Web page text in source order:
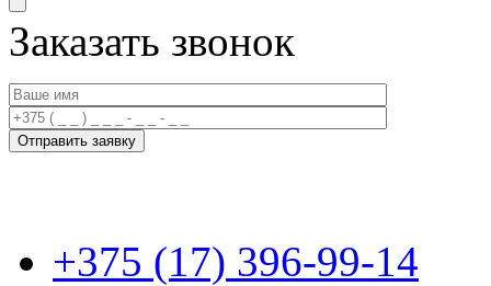
Заказать звонок
+375 (17) 396-99-14